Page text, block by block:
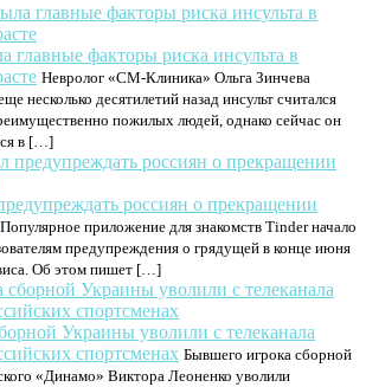
главные факторы риска инсульта в
Невролог «СМ-Клиника» Ольга Зинчева
несколько десятилетий назад инсульт считался
пожилых людей, однако сейчас он
в […]
россиян о прекращении
Популярное приложение для знакомств Tinder начало
предупреждения о грядущей в конце июня
Об этом пишет […]
Украины уволили с телеканала
спортсменах Бывшего игрока сборной
«Динамо» Виктора Леоненко уволили